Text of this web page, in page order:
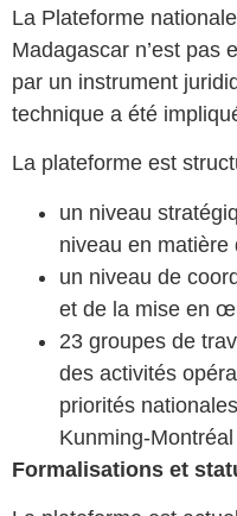
La Plateforme
Madagascar n’est pas
par un instrument
technique a été
La plateforme est
un niveau
niveau en matière
un niveau de
et de la mise en
23 groupes de
des activités
priorités
Kunming-
Formalisations et